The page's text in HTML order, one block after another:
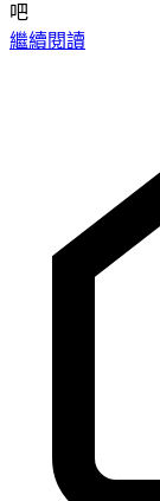
吧
繼續閱讀